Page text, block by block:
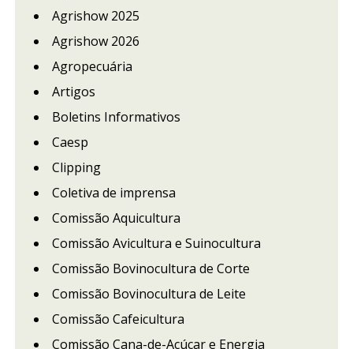
Agrishow 2025
Agrishow 2026
Agropecuária
Artigos
Boletins Informativos
Caesp
Clipping
Coletiva de imprensa
Comissão Aquicultura
Comissão Avicultura e Suinocultura
Comissão Bovinocultura de Corte
Comissão Bovinocultura de Leite
Comissão Cafeicultura
Comissão Cana-de-Açúcar e Energia